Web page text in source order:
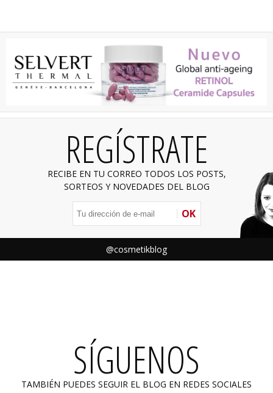
REGÍSTRATE
RECIBE EN TU CORREO TODOS LOS POSTS,
SORTEOS Y NOVEDADES DEL BLOG
OK
@cosmetikblog
SÍGUENOS
TAMBIÉN PUEDES SEGUIR EL BLOG EN REDES SOCIALES